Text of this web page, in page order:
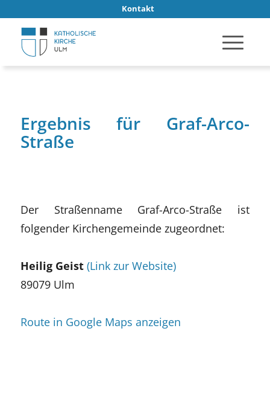
Kontakt
Ergebnis für Graf-Arco-
Straße
Der Straßenname Graf-Arco-Straße ist
folgender Kirchengemeinde zugeordnet:
Heilig Geist (Link zur Website)
89079 Ulm
Route in Google Maps anzeigen